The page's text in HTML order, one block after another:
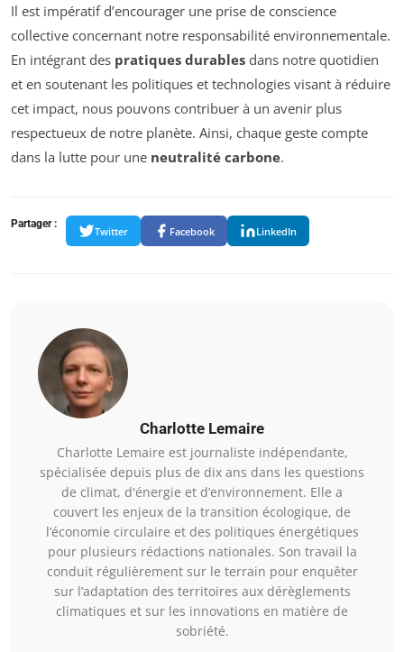
Il est impératif d’encourager une prise de conscience
collective concernant notre responsabilité environnementale.
En intégrant des pratiques durables dans notre quotidien
et en soutenant les politiques et technologies visant à réduire
cet impact, nous pouvons contribuer à un avenir plus
respectueux de notre planète. Ainsi, chaque geste compte
dans la lutte pour une neutralité carbone.
Partager :
Twitter Facebook LinkedIn
Charlotte Lemaire
Charlotte Lemaire est journaliste indépendante,
spécialisée depuis plus de dix ans dans les questions
de climat, d'énergie et d’environnement. Elle a
couvert les enjeux de la transition écologique, de
l’économie circulaire et des politiques énergétiques
pour plusieurs rédactions nationales. Son travail la
conduit régulièrement sur le terrain pour enquêter
sur l’adaptation des territoires aux dérèglements
climatiques et sur les innovations en matière de
sobriété.